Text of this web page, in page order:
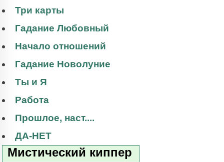
Три карты
Гадание Любовный
Начало отношений
Гадание Новолуние
Ты и Я
Работа
Прошлое, наст....
ДА-НЕТ
Мистический киппер